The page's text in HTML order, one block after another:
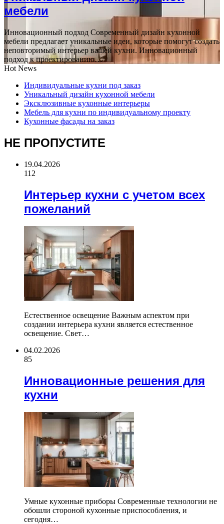
мебели
Инновационный подход Современный дизайн кухонной
мебели предлагает уникальные идеи, которые помогут создать
неповторимый интерьер вашей кухни. Инновационный
подход к проектированию…
Hot News
Индивидуальные кухни под заказ
Уникальный дизайн кухонной мебели
Эксклюзивные кухонные интерьеры
Мебель для кухни по индивидуальному проекту
Кухонные фасады на заказ
НЕ ПРОПУСТИТЕ
19.04.2026
112
Интерьер кухни с учетом всех
пожеланий
Естественное освещение Важным аспектом при
создании интерьера кухни является естественное
освещение. Свет…
04.02.2026
85
Инновационные решения для
кухни
Умные кухонные приборы Современные технологии не
обошли стороной кухонные приспособления, и
сегодня…